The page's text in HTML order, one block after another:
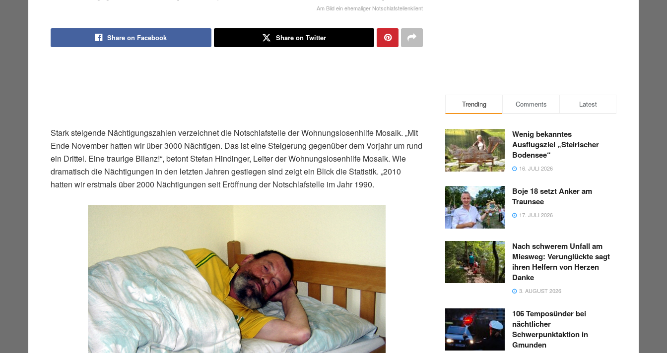
Am Bild ein ehemaliger Notschlafstellenklient
Share on Facebook Share on Twitter
Stark steigende Nächtigungszahlen verzeichnet die Notschlafstelle der Wohnungslosenhilfe Mosaik. „Mit
Ende November hatten wir über 3000 Nächtigen. Das ist eine Steigerung gegenüber dem Vorjahr um rund
ein Drittel. Eine traurige Bilanz!“, betont Stefan Hindinger, Leiter der Wohnungslosenhilfe Mosaik. Wie
dramatisch die Nächtigungen in den letzten Jahren gestiegen sind zeigt ein Blick die Statistik. „2010
hatten wir erstmals über 2000 Nächtigungen seit Eröffnung der Notschlafstelle im Jahr 1990.
Trending Comments Latest
Wenig bekanntes
Ausflugsziel „Steirischer
Bodensee“
16. JULI 2026
Boje 18 setzt Anker am
Traunsee
17. JULI 2026
Nach schwerem Unfall am
Miesweg: Verunglückte sagt
ihren Helfern von Herzen
Danke
3. AUGUST 2026
106 Temposünder bei
nächtlicher
Schwerpunktaktion in
Gmunden